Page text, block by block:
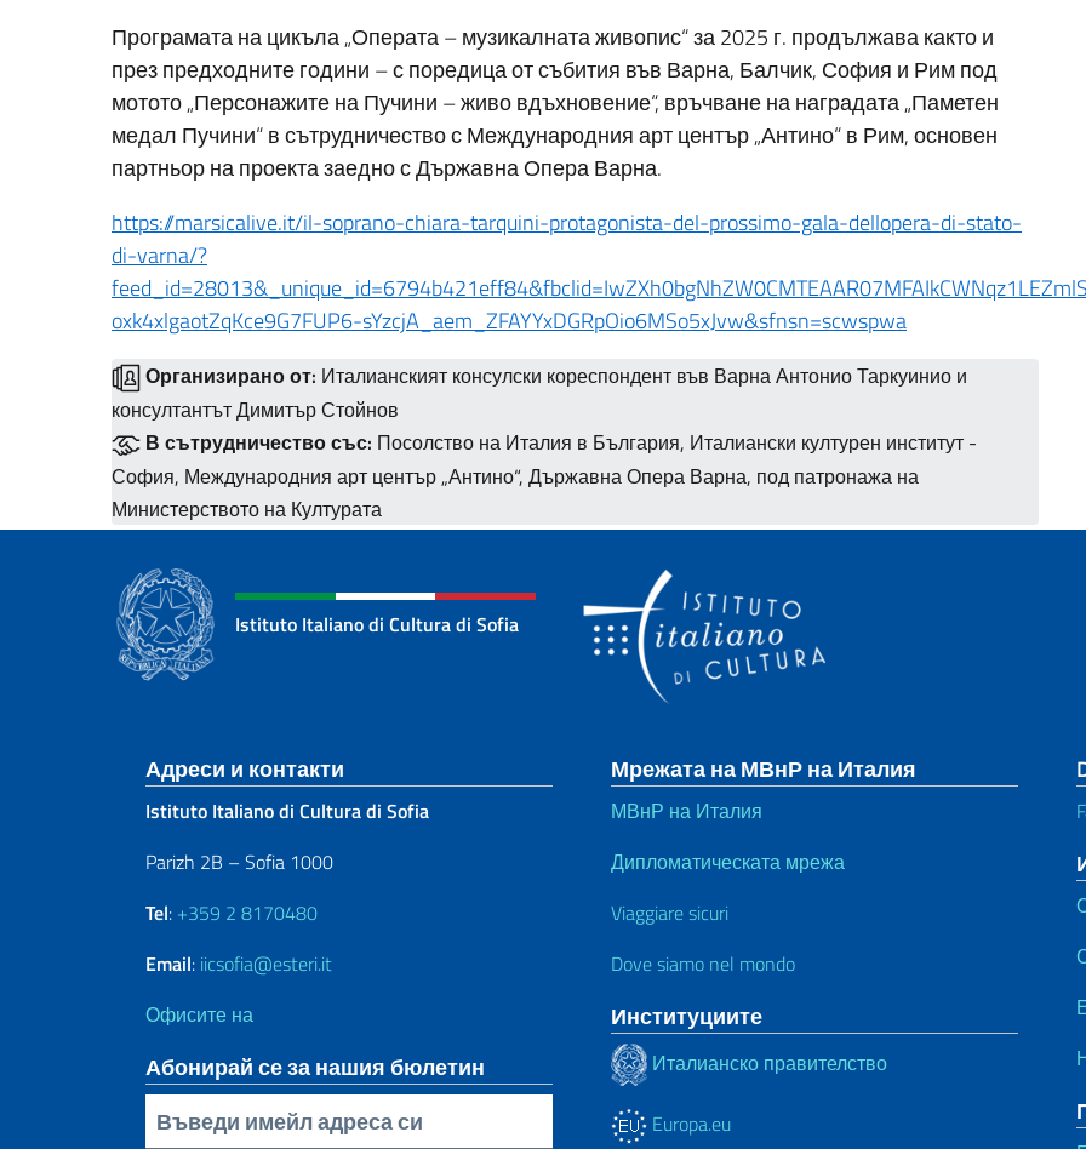
Програмата на цикъла „Операта – музикалната живопис“ за 2025 г. продължава както и
през предходните години – с поредица от събития във Варна, Балчик, София и Рим под
мотото „Персонажите на Пучини – живо вдъхновение“, връчване на наградата „Паметен
медал Пучини“ в сътрудничество с Международния арт център „Антино“ в Рим, основен
партньор на проекта заедно с Държавна Опера Варна.
https://marsicalive.it/il-soprano-chiara-tarquini-protagonista-del-prossimo-gala-dellopera-di-stato-
di-varna/?
oxk4xlgaotZqKce9G7FUP6-sYzcjA_aem_ZFAYYxDGRpOio6MSo5xJvw&sfnsn=scwspwa
Организирано от: Италианският консулски кореспондент във Варна Антонио Таркуинио и
консултантът Димитър Стойнов
В сътрудничество със: Посолство на Италия в България, Италиански културен институт -
София, Международния арт център „Антино“, Държавна Опера Варна, под патронажа на
Министерството на Културата
Istituto Italiano di Cultura di Sofia
Sezione footer
Адреси и контакти
Istituto Italiano di Cultura di Sofia
Parizh 2B – Sofia 1000
Tel: +359 2 8170480
Email: iicsofia@esteri.it
Офисите на
Абонирай се за нашия бюлетин
Inserisci la tua email
Мрежата на МВнР на Италия
МВнР на Италия
Дипломатическата мрежа
Viaggiare sicuri
Dove siamo nel mondo
Институциите
Италианско правителство
Europa.eu